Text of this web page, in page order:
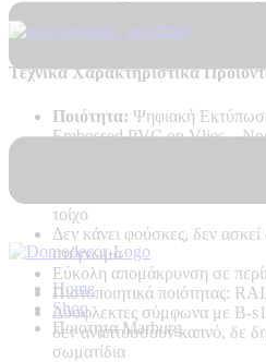
Home
Shop
Ποιοτητα Marburg
Τεχνικά Χαρακτηριστικά
Ποιότητα: Ψηφιακή
Embossed PVC on Vlies –
Εύκολη τοποθέτηση χωρίς
τοίχο
Δεν κάνει φούσκες, δεν ασκεί
στέγνωμα
Εύκολη απομάκρυνση σε
Πιστοποιητικά ποιότητας:
Δύσφλεκτες σύμφωνα με B-
δεν αναπτύσσουν καπνό, δε
σωματίδια